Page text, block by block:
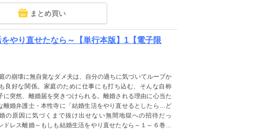
まとめ買い
やり直せたなら～【単行本版】1【電子限
の崩壊に無自覚なダメ夫は、自分の過ちに気づいてループか
好な関係。家庭のために仕事にも打ち込む、そんな自称
に突然、離婚届を突きつけられる。離婚される理由に心当た
離婚弁護士・本性寺に「結婚生活をやり直せるとしたら…ど
の原因に気づくまで抜け出せない無間地獄への招待だっ
ス離婚～もしも結婚生活をやり直せたなら～１～６巻」